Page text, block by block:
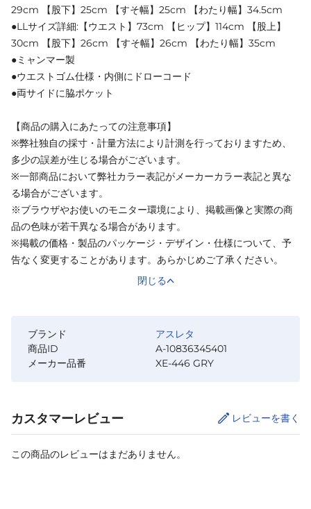
29cm 【股下】25cm 【すそ幅】25cm 【わたり幅】34.5cm
●LLサイズ詳細:【ウエスト】73cm 【ヒップ】114cm 【股上】
30cm 【股下】26cm 【すそ幅】26cm 【わたり幅】35cm
●ミャンマー製
●ウエストゴム仕様・内側にドローコード
●両サイドに脇ポケット
【商品の購入にあたっての注意事項】
※弊社独自の採寸・計量方法により計測を行っておりますため、
多少の誤差が生じる場合がございます。
※一部商品において弊社カラー表記がメーカーカラー表記と異な
る場合がございます。
※ブラウザやお使いのモニター環境により、掲載画像と実際の商
品の色味が若干異なる場合があります。
※掲載の価格・製品のパッケージ・デザイン・仕様について、予
告なく変更することがあります。あらかじめご了承ください。
閉じる
ブランド
アスレタ
商品ID
A-10836345401
メーカー品番
XE-446 GRY
カスタマーレビュー レビューを書く
この商品のレビューはまだありません。